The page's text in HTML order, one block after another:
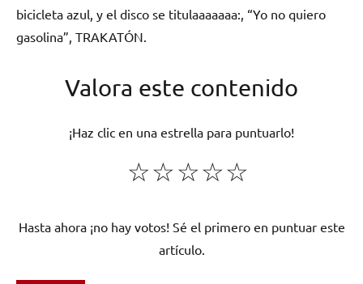
bicicleta azul, y el disco se titulaaaaaaa:, “Yo no quiero
gasolina”, TRAKATÓN.
Valora este contenido
¡Haz clic en una estrella para puntuarlo!
☆
☆
☆
☆
☆
Hasta ahora ¡no hay votos! Sé el primero en puntuar este
artículo.